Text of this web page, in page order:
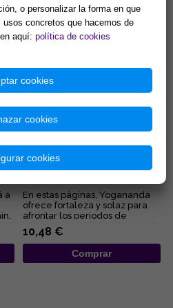
de Elizabeth Clare Pro...
8,65 €
Comprar
a
POR QUÉ DIOS PERMITE EL
MAL Y CÓMO SUPERARLO
En estas páginas, Yogananda
ofrece fortaleza y solaz para
afrontar los periodos de
adversidad al esclarecer lo...
10,48 €
Comprar
o personalizar la forma en que
concretos que hacemos de
aquí: política de cookies
cookies
cookies
cookies